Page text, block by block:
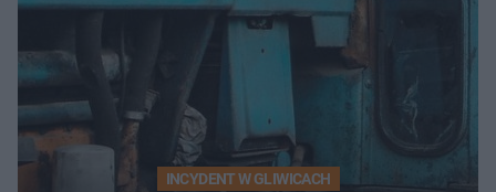
INCYDENT W GLIWICACH